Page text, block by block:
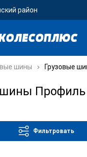
район
шины Грузовые
Профиль
Фильтровать